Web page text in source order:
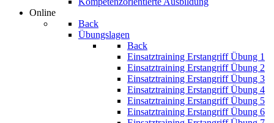
Online
Back
Übungslagen
Back
Einsatztraining Erstangriff Übung 1
Einsatztraining Erstangriff Übung 2
Einsatztraining Erstangriff Übung 3
Einsatztraining Erstangriff Übung 4
Einsatztraining Erstangriff Übung 5
Einsatztraining Erstangriff Übung 6